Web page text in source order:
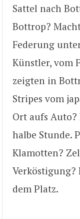
Sattel nach
Bottrop?
Federung
Künstler, vom
zeigten in
Stripes vom
Ort aufs Auto?
halbe Stunde.
Klamotten?
dem Platz.